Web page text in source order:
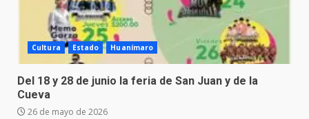
Cultura Estado Huanímaro
Del 18 y 28 de junio la feria de San Juan y de la
Cueva
26 de mayo de 2026